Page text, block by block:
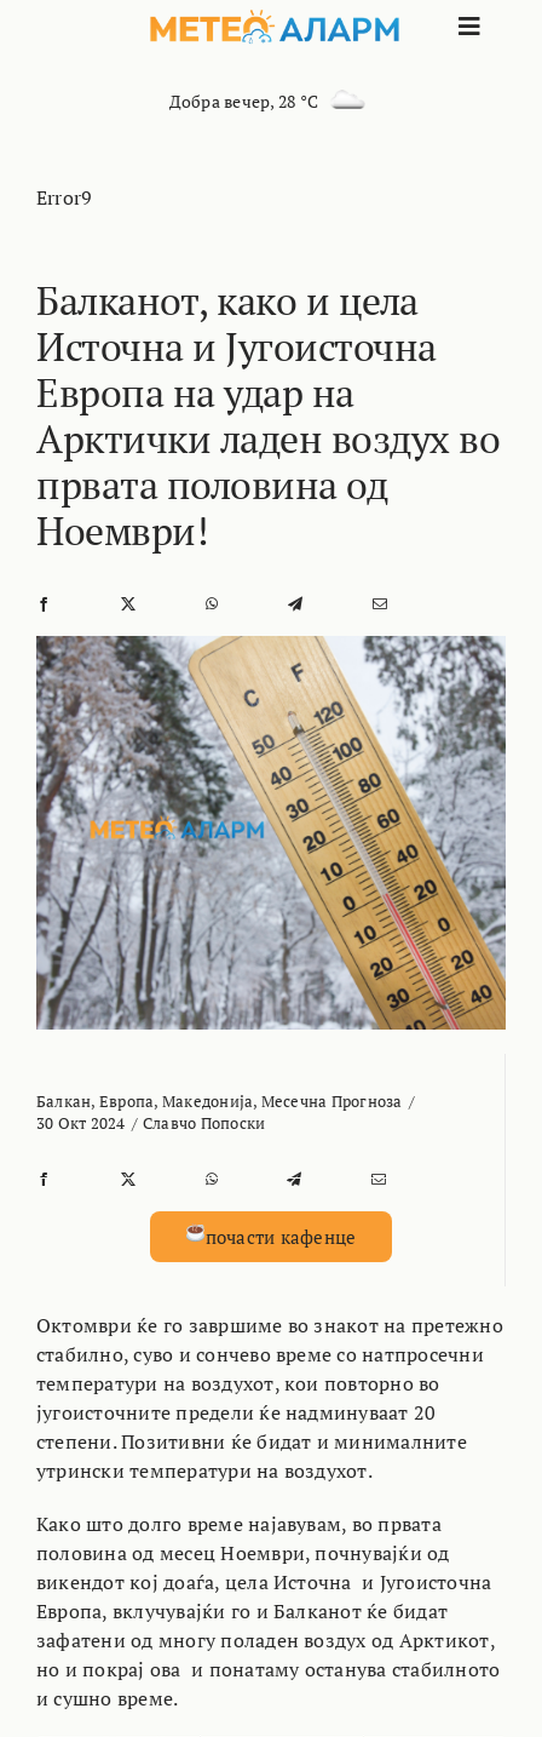
Toggle
ИНТЕРЕСНО
КОНТАКТ
МАРКЕТИНГ
Добра вечер, 28 °C
Error9
Балканот, како и цела
Источна и Југоисточна
Европа на удар на
Арктички ладен воздух во
првата половина од
Ноември!
Балкан, Европа, Македонија, Месечна Прогноза /
30 Окт 2024 / Славчо Попоски
почасти кафенце
Октомври ќе го завршиме во знакот на претежно
стабилно, суво и сончево време со натпросечни
температури на воздухот, кои повторно во
југоисточните предели ќе надминуваат 20
степени. Позитивни ќе бидат и минималните
утрински температури на воздухот.
Како што долго време најавувам, во првата
половина од месец Ноември, почнувајќи од
викендот кој доаѓа, цела Источна и Југоисточна
Европа, вклучувајќи го и Балканот ќе бидат
зафатени од многу поладен воздух од Арктикот,
но и покрај ова и понатаму останува стабилното
и сушно време.